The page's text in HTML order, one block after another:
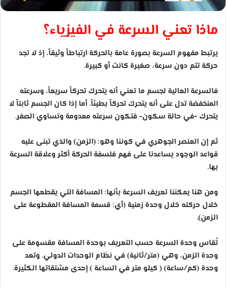
ماذا تعني السرعة في الفيزياء؟
يرتبط مفهوم السرعة بصورة عامة بالحركة ارتباطاً وثيقاً، إذ لا تجد
حركة تتم دون سرعة، صغيرة كانت أو كبيرة.
فالسرعة العالية لجسم ما تعني أنه يتحرك تحركاً سريعاً، وسرعته
المنخفضة تدل على أنه يتحرك تحركاً بطيئاً. أما إذا كان الجسم ثابتاً لا
يتحرك -في حالة سكون- فتكون سرعته معدومة وتساوي الصفر.
ثم إن العنصر الجوهري في كوننا وهو: (الزمن) والذي تبنى عليه
قواعد الوجود يساعدنا على فهم فلسفة الحركة أكثر وعلاقة السرعة
بها.
ومن هنا يمكننا تعريف السرعة بأنها: المسافة التي يقطعها الجسم
خلال حركته خلال وحدة زمنية (أي: قسمة المسافة المقطوعة على
الزمن).
تُقاس وحدة السرعة حسب التعريف بوحدة المسافة مقسومة على
وحدة الزمن، وهي (متر/ثانية) في نظام الوحدات الدولي. وتعد
وحدة (كم/ساعة) ( كيلو متر في الساعة ) إحدى مشتقاتها الكثيرة.